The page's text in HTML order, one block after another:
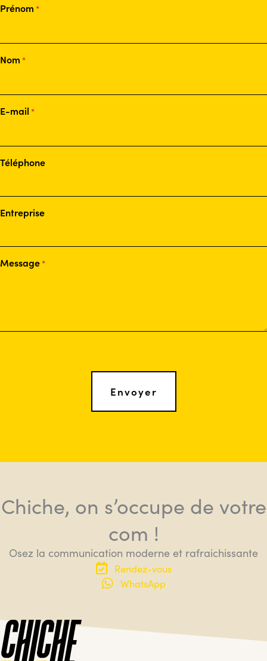
Prénom *
Nom *
E-mail *
Téléphone
Entreprise
Message*
Chiche, on s’occupe de votre
com !
Osez la communication moderne et rafraichissante
Rendez-vous
WhatsApp